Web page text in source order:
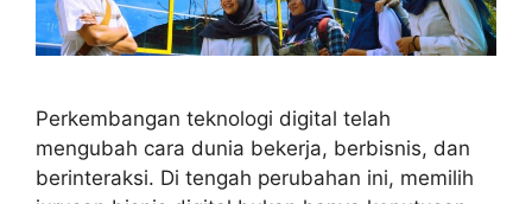
Perkembangan teknologi digital telah
mengubah cara dunia bekerja, berbisnis, dan
berinteraksi. Di tengah perubahan ini, memilih